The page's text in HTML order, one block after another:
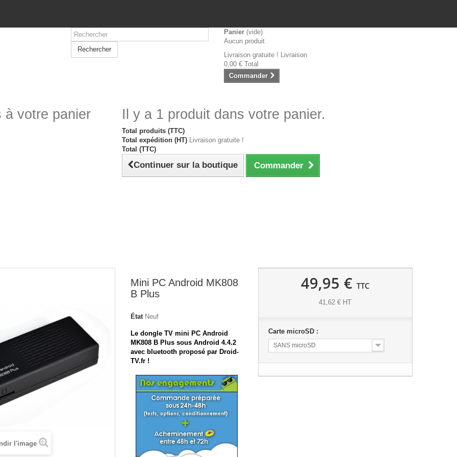
Rechercher
Panier (vide)
Aucun produit
Livraison gratuite ! Livraison
0,00 € Total
Commander
à votre panier Il y a 1 produit dans votre panier.
Total produits (TTC)
Total expédition (HT) Livraison gratuite !
Total (TTC)
Continuer sur la boutique Commander
l'image
Mini PC Android MK808
B Plus
État Neuf
Le dongle TV mini PC Android
MK808 B Plus sous Android 4.4.2
avec bluetooth proposé par Droid-
TV.fr !
49,95 € TTC
41,62 € HT
Carte microSD :
SANS microSD